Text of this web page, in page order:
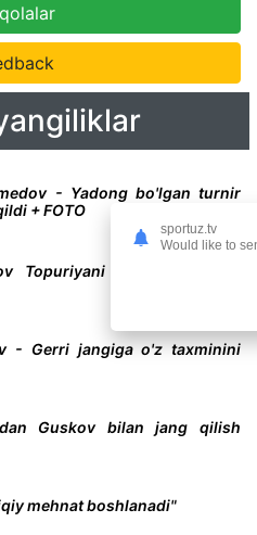
- Yadong bo'lgan turnir
+ FOTO
Topuriyani taslim bo'lishga
- Gerri jangiga o'z taxminini
Guskov bilan jang qilish
mehnat boshlanadi"
sportuz.tv
Would like to